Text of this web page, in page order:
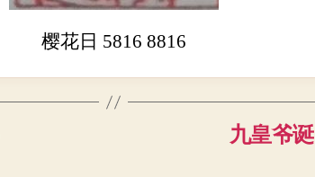
樱花日 5816 8816
九皇爷